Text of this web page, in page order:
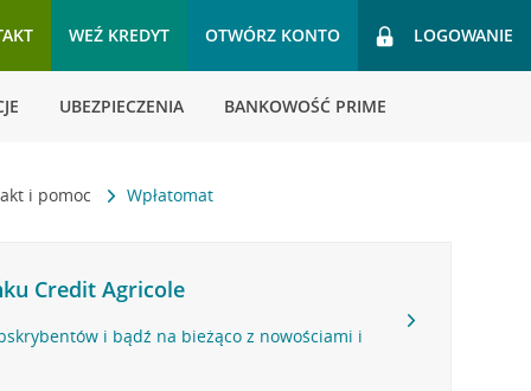
WEŹ KREDYT OTWÓRZ KONTO LOGOWANIE
UBEZPIECZENIA BANKOWOŚĆ PRIME
i pomoc Wpłatomat
Credit Agricole
i bądź na bieżąco z nowościami i